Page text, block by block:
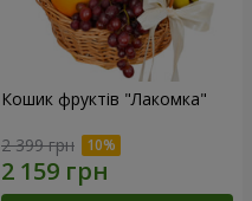
Кошик фруктів "Лакомка"
2 399 грн